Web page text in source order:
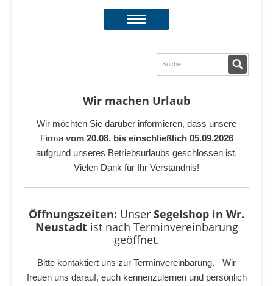
Wir machen Urlaub
Wir möchten Sie darüber informieren, dass unsere
Firma vom 20.08. bis einschließlich 05.09.2026
aufgrund unseres Betriebsurlaubs geschlossen ist.
Vielen Dank für Ihr Verständnis!
Öffnungszeiten: Unser Segelshop in Wr.
Neustadt ist nach Terminvereinbarung
geöffnet.
Bitte kontaktiert uns zur Terminvereinbarung. Wir
freuen uns darauf, euch kennenzulernen und persönlich